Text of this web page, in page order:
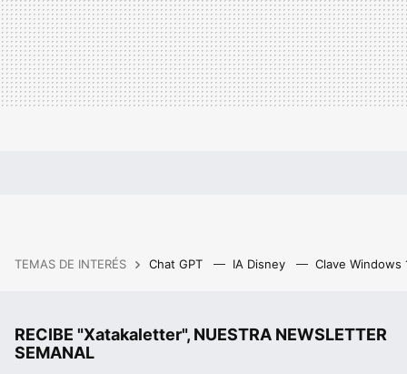
TEMAS DE INTERÉS Chat GPT IA Disney Clave Windows
RECIBE "Xatakaletter", NUESTRA NEWSLETTER
SEMANAL